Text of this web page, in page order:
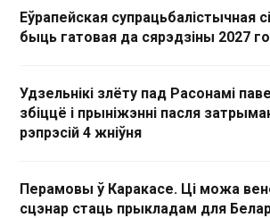
Еўрапейская супрацьбалістычная
быць гатовая да сярэдзіны 2027
Удзельнікі злёту пад Расонамі
збіццё і прыніжэнні пасля
рэпрэсій 4 жніўня
Перамовы ў Каракасе. Ці можа
сцэнар стаць прыкладам для